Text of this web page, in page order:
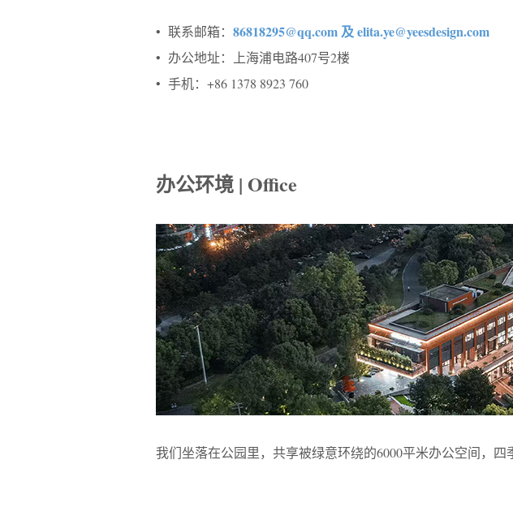
• 联系邮箱： 86818295@qq.com 及 elita.ye@yeesdesign.com
• 办公地址：上海浦电路407号2楼
• 手机：+86 1378 8923 760
办公环境 | Office
我们坐落在公园里，共享被绿意环绕的6000平米办公空间，四